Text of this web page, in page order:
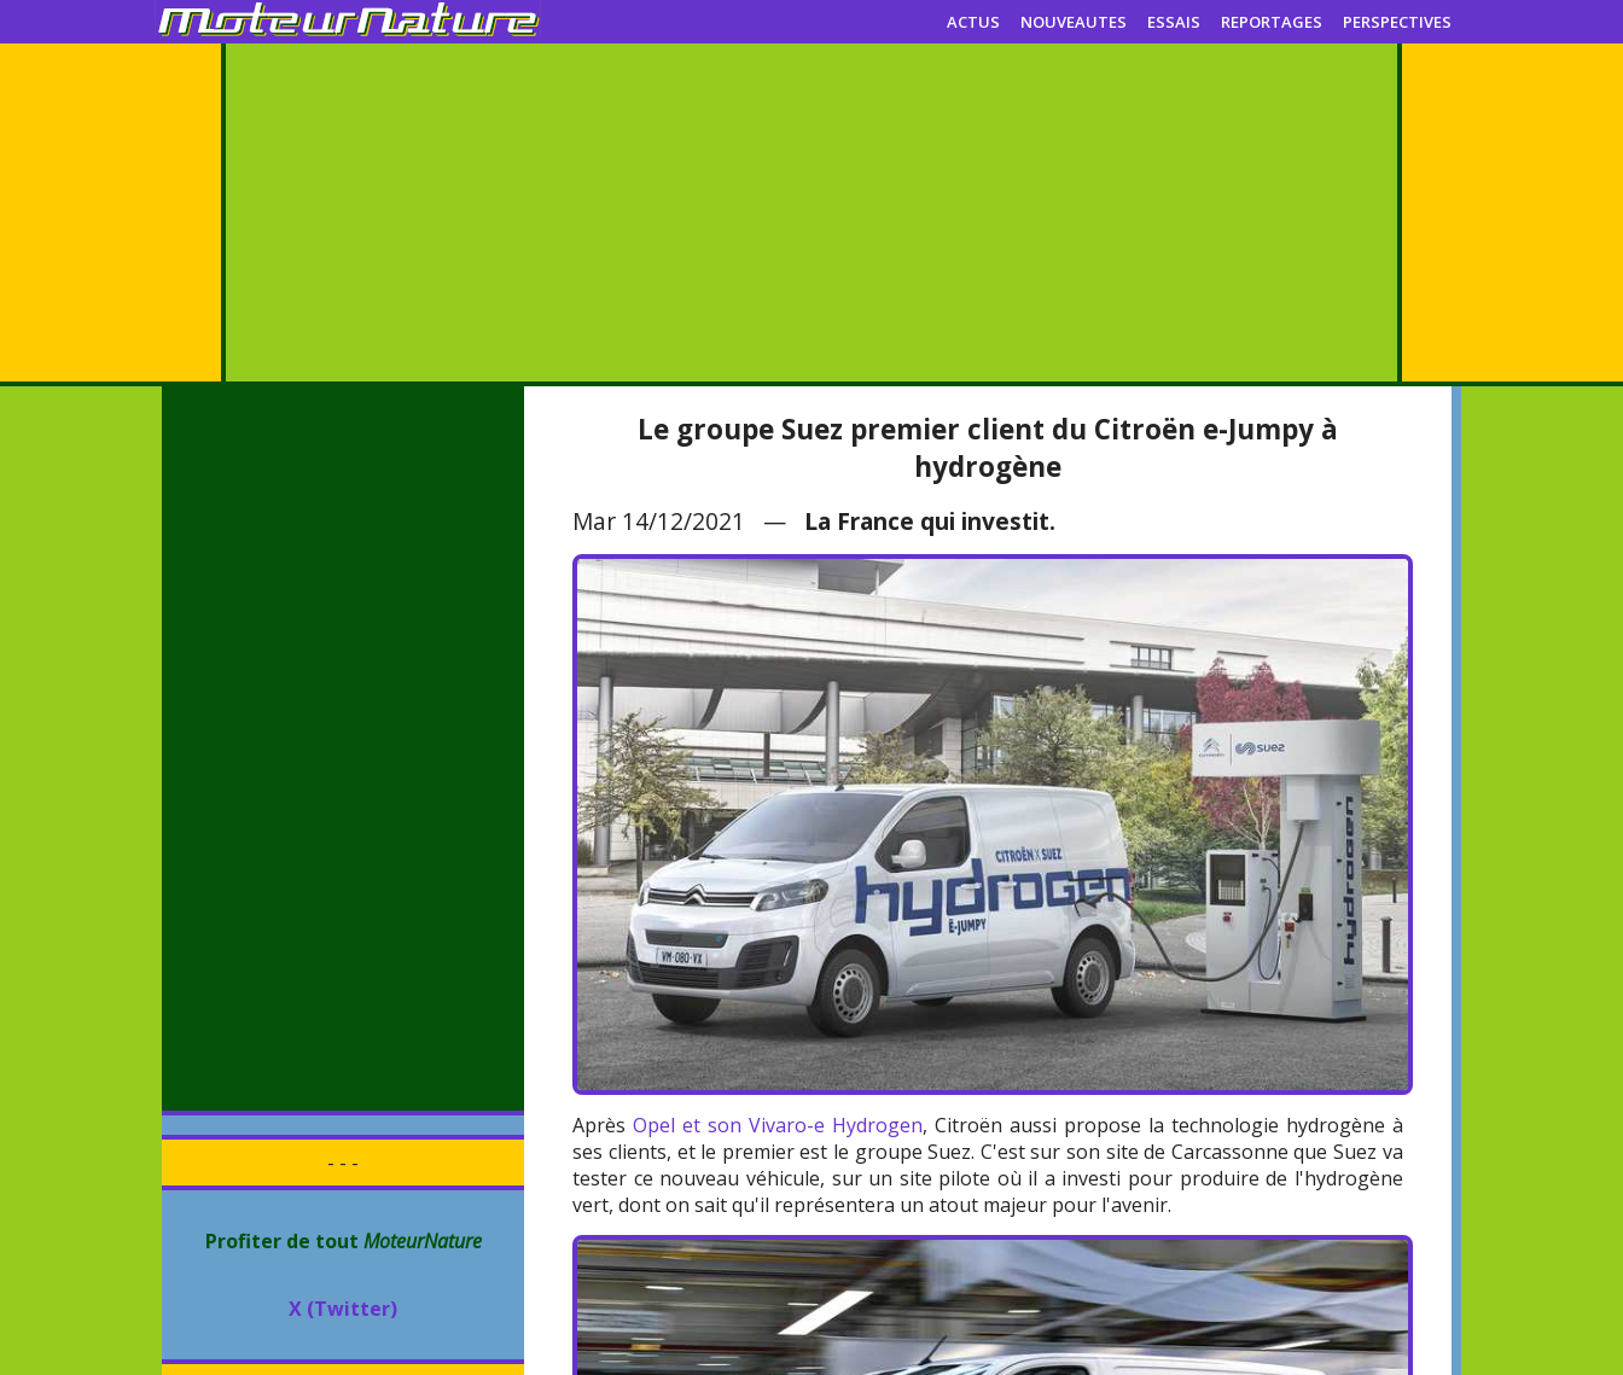
ACTUS NOUVEAUTES ESSAIS REPORTAGES PERSPECTIVES
- - -
Profiter de tout MoteurNature
X (Twitter)
Le groupe Suez premier client du Citroën e-Jumpy à
hydrogène
Mar 14/12/2021 — La France qui investit.
AprèsOpel et son Vivaro-e Hydrogen, Citroën aussi propose la technologie hydrogène à
ses clients, et le premier est le groupe Suez. C'est sur son site de Carcassonne que Suez va
tester ce nouveau véhicule, sur un site pilote où il a investi pour produire de l'hydrogène
vert, dont on sait qu'il représentera un atout majeur pour l'avenir.